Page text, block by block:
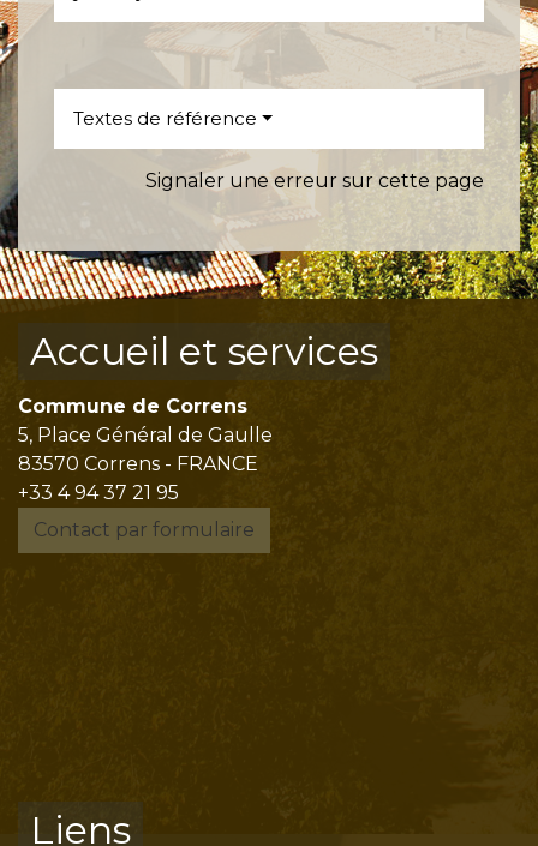
Textes de référence
Signaler une erreur sur cette page
Accueil et services
Commune de Correns
5, Place Général de Gaulle
83570 Correns - FRANCE
+33 4 94 37 21 95
Contact par formulaire
Liens